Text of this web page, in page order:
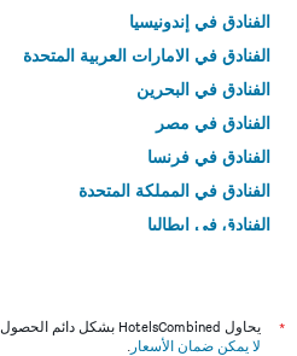
الفنادق في إندونيسيا
الفنادق في الامارات العربية المتحدة
الفنادق في البحرين
الفنادق في مصر
الفنادق في فرنسا
الفنادق في المملكة المتحدة
الفنادق في إيطاليا
*
يحاول HotelsCombined بشكل دائم الحصول على الأسعار الدقيقة، ولكن
لا يمكن ضمان الأسعار .